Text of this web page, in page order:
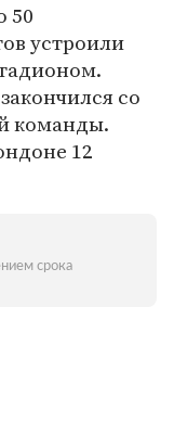
50
устроили
со
команды.
12
срока